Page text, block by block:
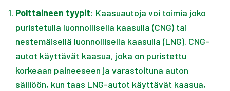
1. Polttaineen tyypit: Kaasuautoja voi toimia joko
puristetulla luonnollisella kaasulla (CNG) tai
nestemäisellä luonnollisella kaasulla (LNG). CNG-
autot käyttävät kaasua, joka on puristettu
korkeaan paineeseen ja varastoituna auton
säiliöön, kun taas LNG-autot käyttävät kaasua,